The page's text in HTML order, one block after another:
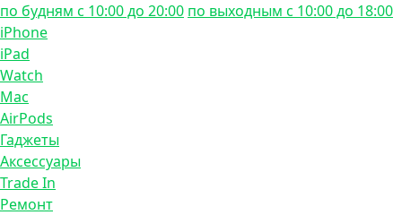
по будням с 10:00 до 20:00 по выходным с 10:00 до 18:00
iPhone
iPad
Watch
Mac
AirPods
Гаджеты
Аксессуары
Trade In
Ремонт